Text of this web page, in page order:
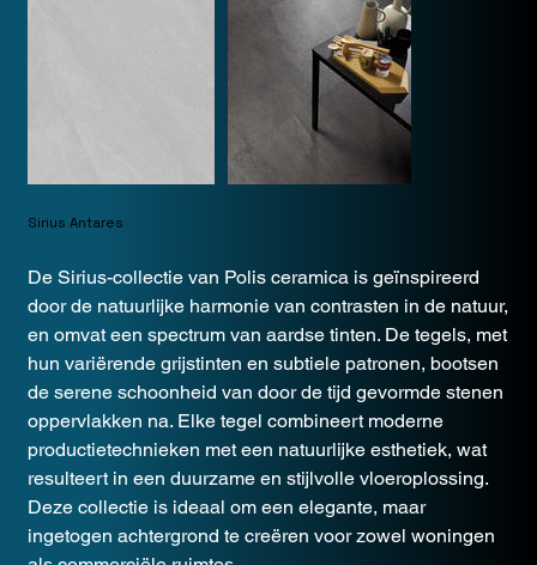
Sirius Antares
De Sirius-collectie van Polis ceramica is geïnspireerd
door de natuurlijke harmonie van contrasten in de natuur,
en omvat een spectrum van aardse tinten. De tegels, met
hun variërende grijstinten en subtiele patronen, bootsen
de serene schoonheid van door de tijd gevormde stenen
oppervlakken na. Elke tegel combineert moderne
productietechnieken met een natuurlijke esthetiek, wat
resulteert in een duurzame en stijlvolle vloeroplossing.
Deze collectie is ideaal om een elegante, maar
ingetogen achtergrond te creëren voor zowel woningen